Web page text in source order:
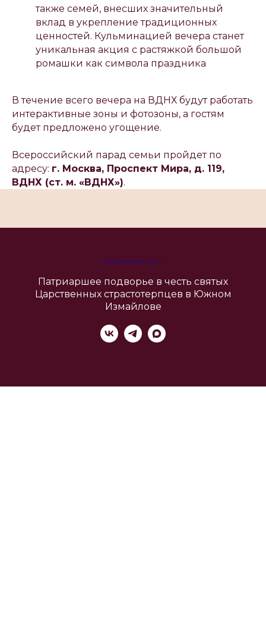
также семей, внесших значительный
вклад в укрепление традиционных
ценностей. Кульминацией вечера станет
уникальная акция с растяжкой большой
ромашки как символа праздника
В течение всего вечера на ВДНХ будут работать
интерактивные зоны и фотозоны, а гостям
будет предложено угощение.
Всероссийский парад семьи пройдет по
адресу: г. Москва, Проспект Мира, д. 119,
ВДНХ (ст. м. «ВДНХ»).
Патриаршее подворье в честь святых
Царственных страстотерпцев в Южном
Измайлове